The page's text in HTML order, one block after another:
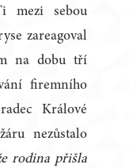
mezi sebou
zareagoval
na dobu tří
firemního
Králové
nezůstalo
rodina přišla